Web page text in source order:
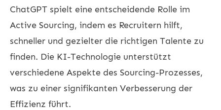
ChatGPT spielt eine entscheidende Rolle im
Active Sourcing, indem es Recruitern hilft,
schneller und gezielter die richtigen Talente zu
finden. Die KI-Technologie unterstützt
verschiedene Aspekte des Sourcing-Prozesses,
was zu einer signifikanten Verbesserung der
Effizienz führt.